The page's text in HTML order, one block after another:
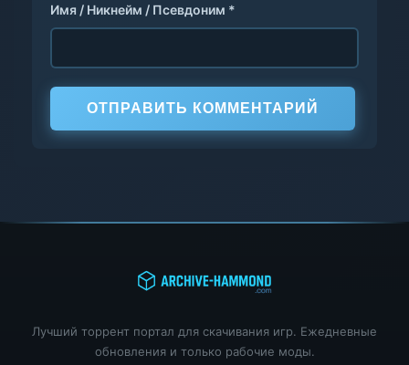
Имя / Никнейм / Псевдоним *
ОТПРАВИТЬ КОММЕНТАРИЙ
Лучший торрент портал для скачивания игр. Ежедневные
обновления и только рабочие моды.